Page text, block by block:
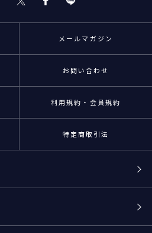
メールマガジン
お問い合わせ
利用規約・会員規約
特定商取引法